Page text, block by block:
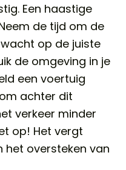
Een haastige
de tijd om de
op de juiste
de omgeving in je
een voertuig
achter dit
verkeer minder
op! Het vergt
het oversteken van